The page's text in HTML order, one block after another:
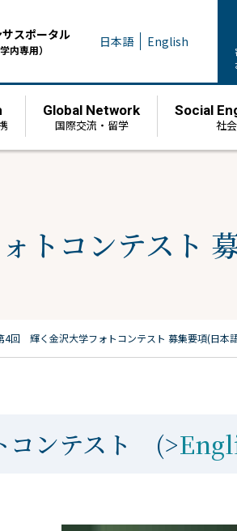
スポータル
内専用） 日本語 English
Global Network
国際交流・留学
Social
社
トコンテスト
4回 輝く金沢大学フォトコンテスト 募集要項(日本
コンテスト (>